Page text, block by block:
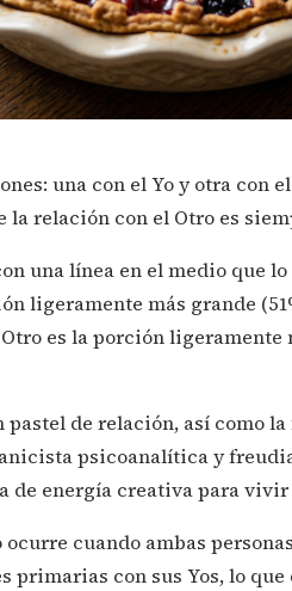
una con el Yo y otra con
relación con el Otro es
una línea en el medio que
ligeramente más grande
es la porción ligeramente
de relación, así como
psicoanalítica y
de energía creativa para
cuando ambas
con sus Yos, lo